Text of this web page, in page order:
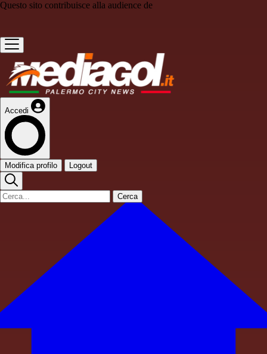
Questo sito contribuisce alla audience de
Accedi
Modifica profilo Logout
Cerca